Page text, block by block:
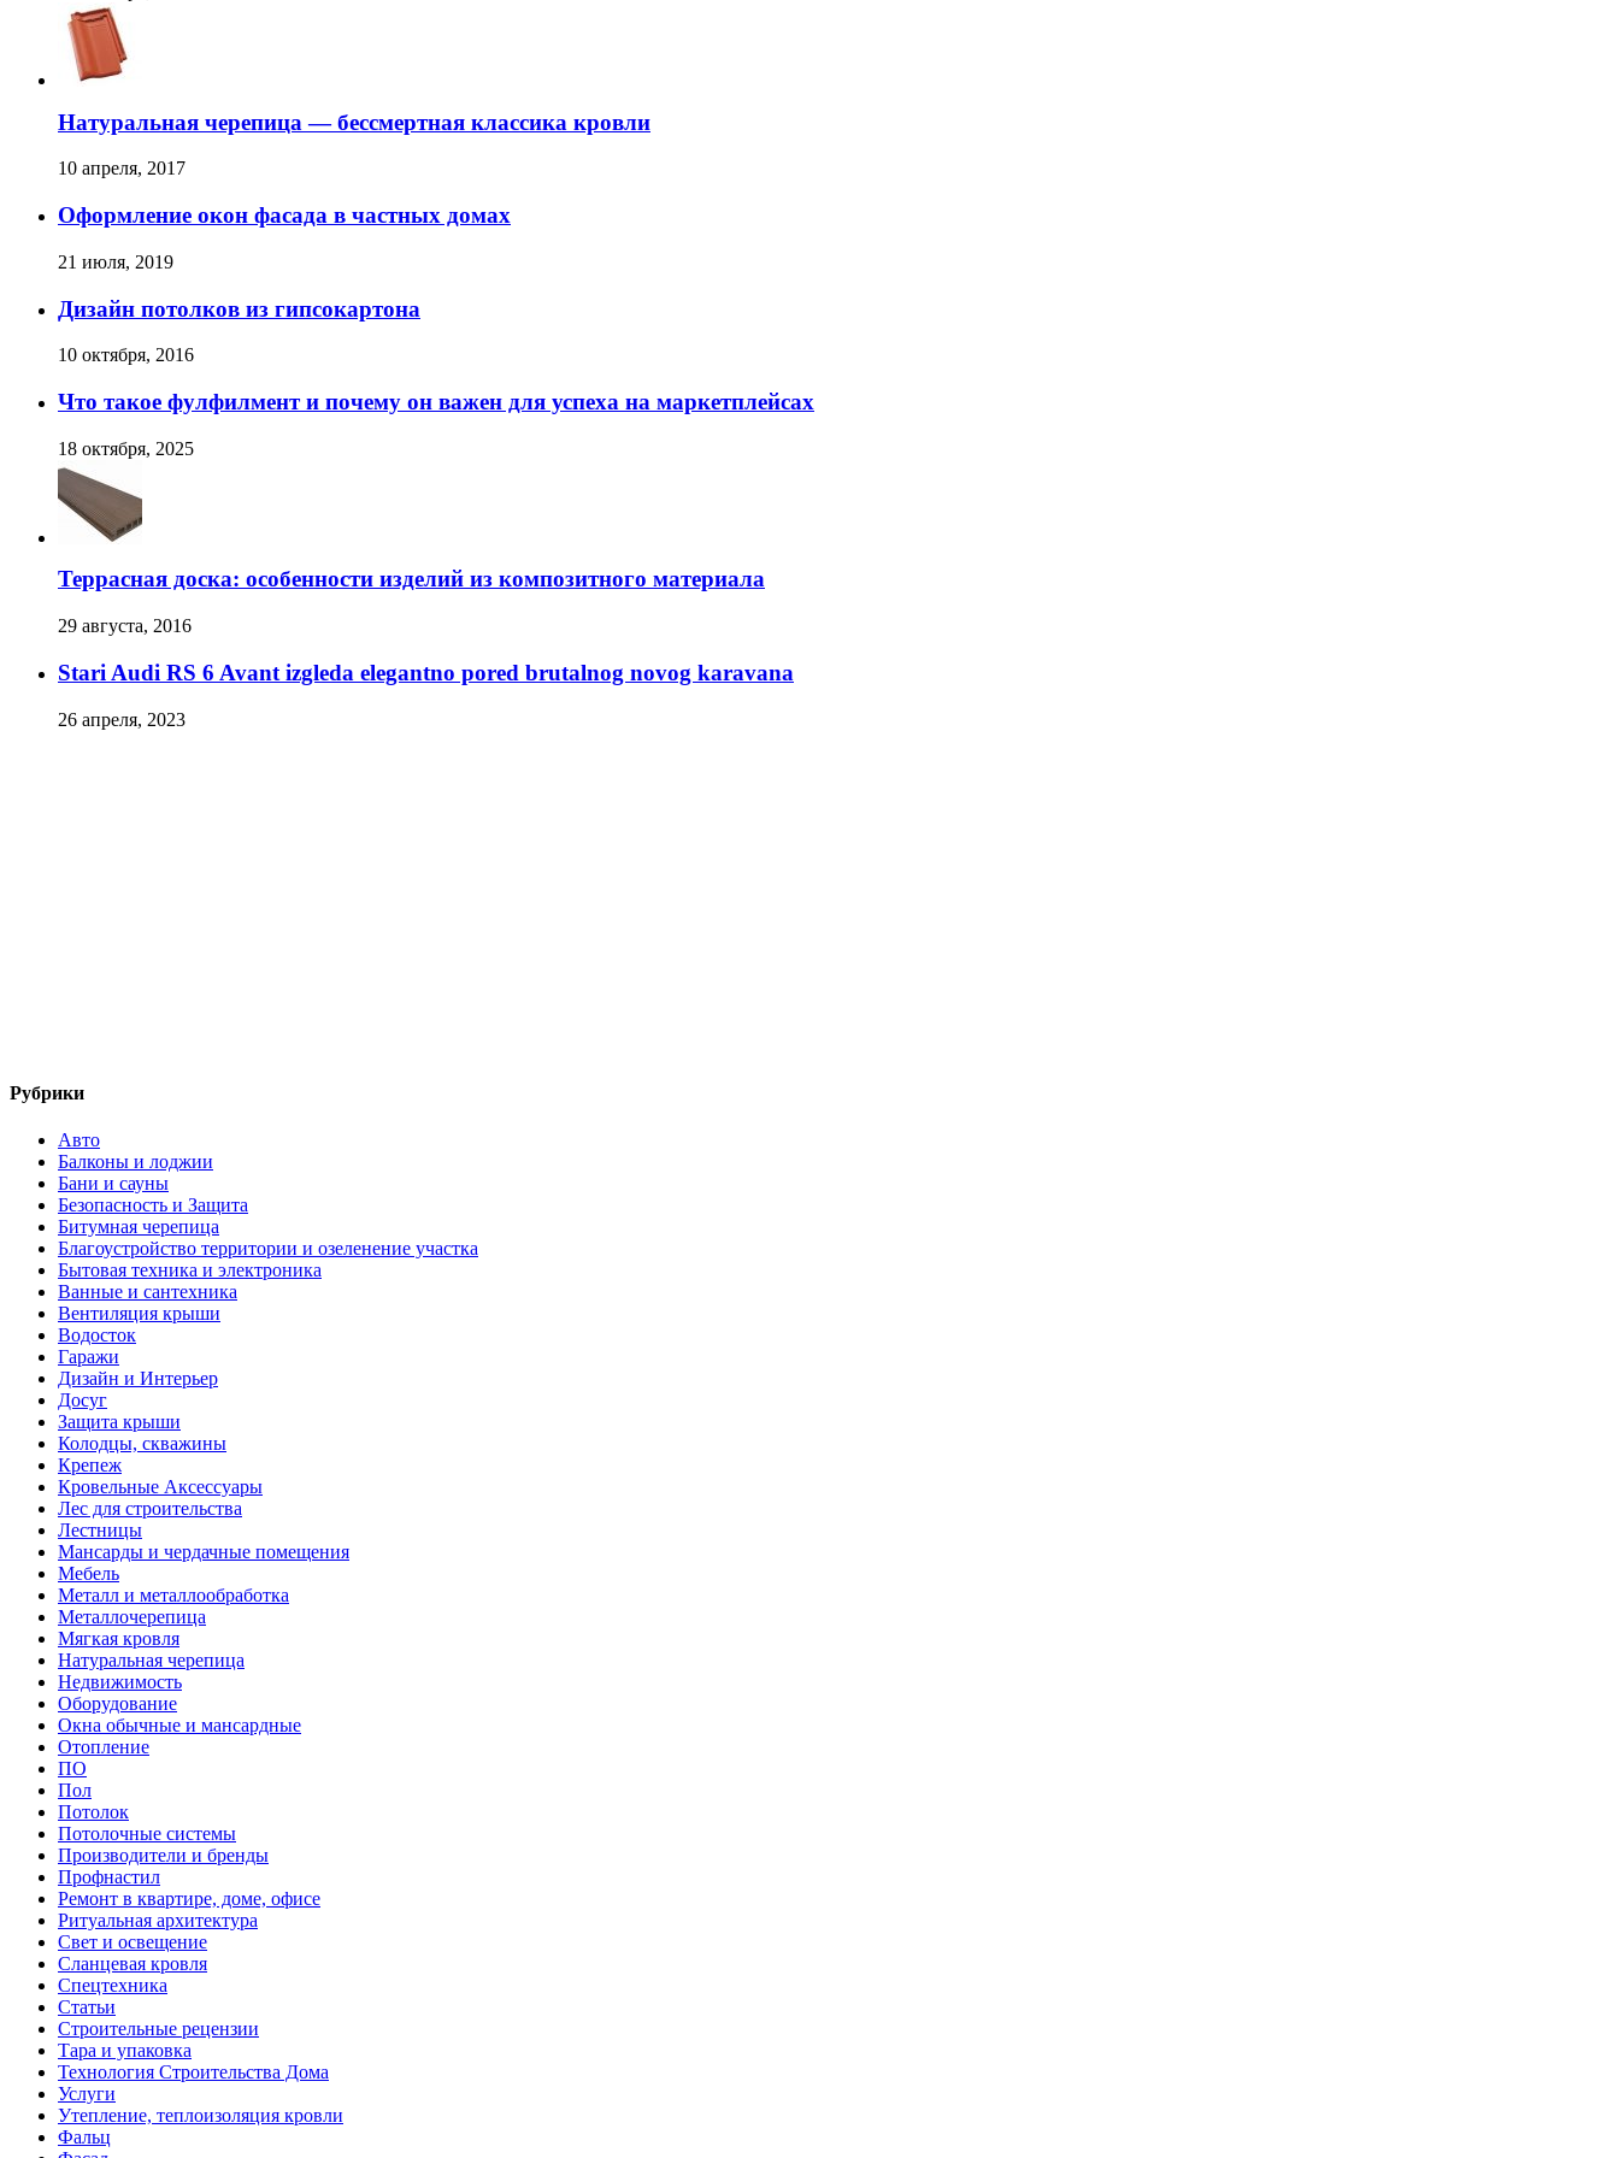
Натуральная черепица — бессмертная классика кровли
10 апреля, 2017
Оформление окон фасада в частных домах
21 июля, 2019
Дизайн потолков из гипсокартона
10 октября, 2016
Что такое фулфилмент и почему он важен для успеха на маркетплейсах
18 октября, 2025
Террасная доска: особенности изделий из композитного материала
29 августа, 2016
Stari Audi RS 6 Avant izgleda elegantno pored brutalnog novog karavana
26 апреля, 2023
Рубрики
Авто
Балконы и лоджии
Бани и сауны
Безопасность и Защита
Битумная черепица
Благоустройство территории и озеленение участка
Бытовая техника и электроника
Ванные и сантехника
Вентиляция крыши
Водосток
Гаражи
Дизайн и Интерьер
Досуг
Защита крыши
Колодцы, скважины
Крепеж
Кровельные Аксессуары
Лес для строительства
Лестницы
Мансарды и чердачные помещения
Мебель
Металл и металлообработка
Металлочерепица
Мягкая кровля
Натуральная черепица
Недвижимость
Оборудование
Окна обычные и мансардные
Отопление
ПО
Пол
Потолок
Потолочные системы
Производители и бренды
Профнастил
Ремонт в квартире, доме, офисе
Ритуальная архитектура
Свет и освещение
Сланцевая кровля
Спецтехника
Статьи
Строительные рецензии
Тара и упаковка
Технология Строительства Дома
Услуги
Утепление, теплоизоляция кровли
Фальц